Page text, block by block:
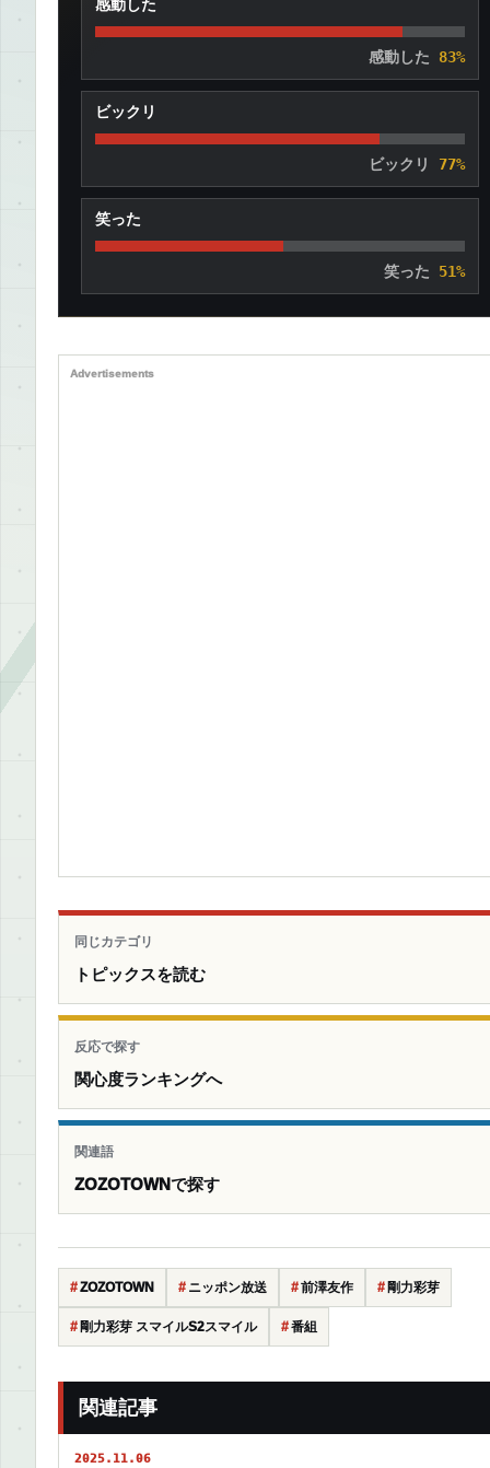
感動した
感動した 83%
ビックリ
ビックリ 77%
笑った
笑った 51%
Advertisements
同じカテゴリ
トピックスを読む
反応で探す
関心度ランキングへ
関連語
ZOZOTOWNで探す
ZOZOTOWN ニッポン放送 前澤友作 剛力彩芽
剛力彩芽 スマイルS2スマイル 番組
関連記事
2025.11.06